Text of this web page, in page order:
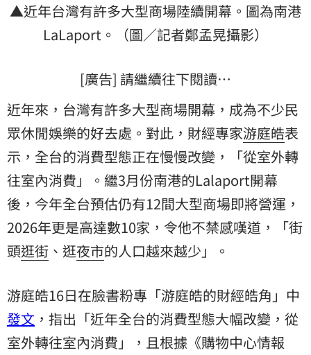
▲近年台灣有許多大型商場陸續開幕。圖為南港
LaLaport 。（圖／記者鄭孟晃攝影）
[廣告] 請繼續往下閱讀…
近年來，台灣有許多大型商場開幕，成為不少民
眾休閒娛樂的好去處。對此，財經專家游庭皓表
示，全台的消費型態正在慢慢改變，「從室外轉
往室內消費」。繼3月份南港的Lalaport開幕
後，今年全台預估仍有12間大型商場即將營運，
2026年更是高達數10家，令他不禁感嘆道，「街
頭逛街 、逛夜市的人口越來越少」。
游庭皓16日在臉書粉專「游庭皓的財經皓角」中
發文 ，指出「近年全台的消費型態大幅改變，從
室外轉往室內消費」，且根據《購物中心情報